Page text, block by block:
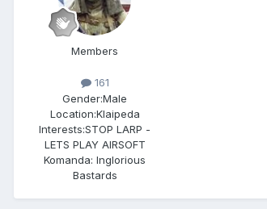
Members
161
Gender:Male
Location:Klaipeda
Interests:STOP LARP -
LETS PLAY AIRSOFT
Komanda: Inglorious
Bastards